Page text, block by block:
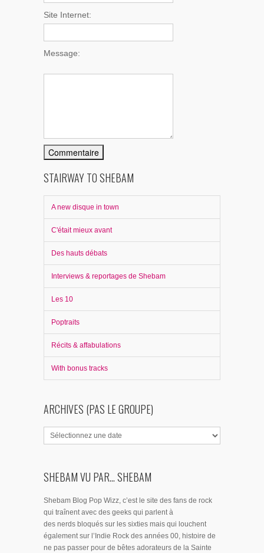
Site Internet:
Message:
STAIRWAY TO SHEBAM
A new disque in town
C'était mieux avant
Des hauts débats
Interviews & reportages de Shebam
Les 10
Poptraits
Récits & affabulations
With bonus tracks
ARCHIVES (PAS LE GROUPE)
SHEBAM VU PAR... SHEBAM
Shebam Blog Pop Wizz, c’est le site des fans de rock
qui traînent avec des geeks qui parlent à
des nerds bloqués sur les sixties mais qui louchent
également sur l’Indie Rock des années 00, histoire de
ne pas passer pour de bêtes adorateurs de la Sainte